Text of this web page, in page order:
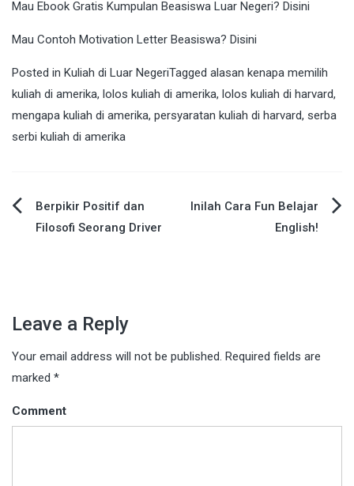
Mau Ebook Gratis Kumpulan Beasiswa Luar Negeri? Disini
Mau Contoh Motivation Letter Beasiswa? Disini
Posted in Kuliah di Luar NegeriTagged alasan kenapa memilih
kuliah di amerika, lolos kuliah di amerika, lolos kuliah di harvard,
mengapa kuliah di amerika, persyaratan kuliah di harvard, serba
serbi kuliah di amerika
Post
Berpikir Positif dan
Filosofi Seorang Driver
Inilah Cara Fun Belajar
English!
Leave a Reply
Your email address will not be published. Required fields are
marked *
Comment